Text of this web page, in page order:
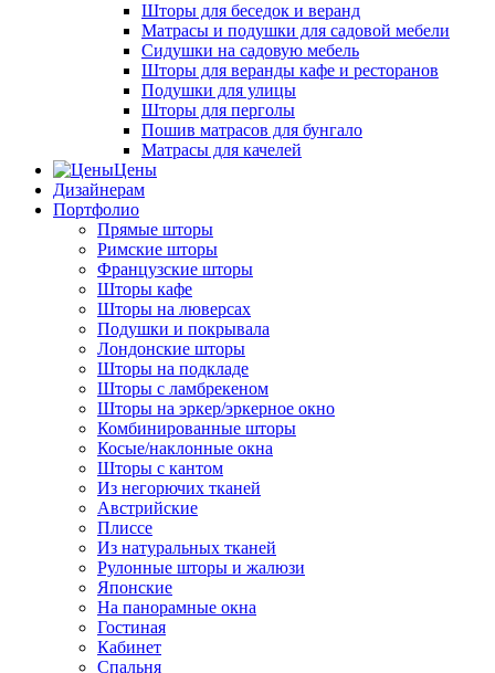
Шторы для беседок и веранд
Матрасы и подушки для садовой мебели
Сидушки на садовую мебель
Шторы для веранды кафе и ресторанов
Подушки для улицы
Шторы для перголы
Пошив матрасов для бунгало
Матрасы для качелей
Цены
Дизайнерам
Портфолио
Прямые шторы
Римские шторы
Французские шторы
Шторы кафе
Шторы на люверсах
Подушки и покрывала
Лондонские шторы
Шторы на подкладе
Шторы с ламбрекеном
Шторы на эркер/эркерное окно
Комбинированные шторы
Косые/наклонные окна
Шторы с кантом
Из негорючих тканей
Австрийские
Плиссе
Из натуральных тканей
Рулонные шторы и жалюзи
Японские
На панорамные окна
Гостиная
Кабинет
Спальня